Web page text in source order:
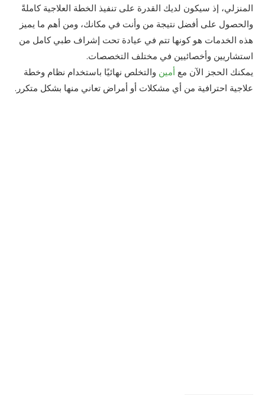
المنزلي، إذ سيكون لديك القدرة على تنفيذ الخطة العلاجية كاملةً
والحصول على أفضل نتيجة من وأنت في مكانك، ومن أهم ما يميز
هذه الخدمات هو كونها تتم في عيادة تحت إشراف طبي كامل من
استشاريين وأخصائيين في مختلف التخصصات.
يمكنك الحجز الآن مع أمين والتخلص نهائيًا باستخدام نظام وخطة
علاجية احترافية من أي مشكلات أو أمراض تعاني منها بشكل متكرر.